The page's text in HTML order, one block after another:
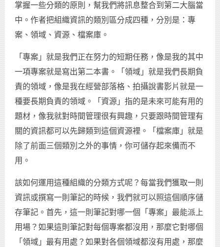
掌握一些分類的原則，幫我們將訊息整合到第二大腦當
中。作者把組織資訊的類別區分成四種，分別是：專
案、領域、資源、檔案庫。
「專案」就是我們正在努力的短期任務，像是我的其中
一項專案就是寫出第二本書。「領域」就是我們長期負
責的領域，像是我在經營部落格、拍攝說書影片就是一
種要長期負責的領域。「資源」指的是未來可能有用的
題材，像我就對時間管理很有興趣，只要跟時間管理有
關的資訊都可以先歸類到這個資源裡。「檔案庫」就是
除了前面三個類別之外的事情，你可儲存起來備而不
用。
該如何運用這種組織的分類方式呢？每當我們獲取一則
資訊或撰寫一則筆記的時候，我們就可以照這個順序儲
存筆記。首先，這一則筆記對哪一個「專案」最能派上
用場？如果這則筆記對每個專案都沒用，那麼它對哪個
「領域」最有用處？如果對各個領域都沒有用處，那麼